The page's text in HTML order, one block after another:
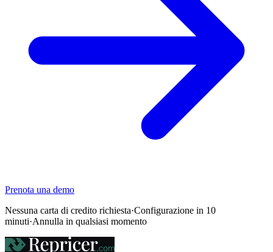
Prenota una demo
Nessuna carta di credito richiesta·Configurazione in 10
minuti·Annulla in qualsiasi momento